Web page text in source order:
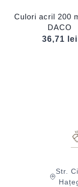
Culori acril 200
DACO
36,71
lei
Str.